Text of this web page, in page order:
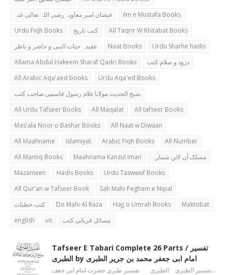
فیضان امیر معاویہ رضی اللہ تعالی عنہ
ilm e Mustafa Books
Urdu Fiqh Books
کتب تاریخ
All Taqrir W Khitabat Books
عقیدہ حیات النبی و حاضر و ناظر
Naat Books
Urdu Sharhe hadis
Allama Abdul Hakeem Sharaf Qadri Books
درود و سلام کتب
All Arabic Aqa'aed books
Urdu Aqa'ed Books
شیخ الحدیث مولانا غلام رسول قاسمی صاحب کتب
All Urdu Tafseer Books
All Maqalat
All tafseer Books
Mas'ala Noor o Bashar Books
All Naat w Diwaan
All Maahname
Islamiyat Arabic Fiqh Books
All Number
All Mantiq Books
Maahnama Kanzul Iman
مسلک آن لائن شمارہ
Mazameen
Hadis Books
Urdu Taswwuf Books
All Qur'an w Tafseer Book
Sah Mahi Pegham e Nipal
کتب خطبات
Do Mahi Al Raza Hajj o Umrah Books
Maktobat
english
us مسائل قربانی کتب
Tafseer E Tabari Complete 26 Parts / تفسیر
الطبری by امام ابی جعفر محمد بن جریر الطبری
تفسیر الطبری الطبري تفسیر طبری حضرت امام ابی جعف…